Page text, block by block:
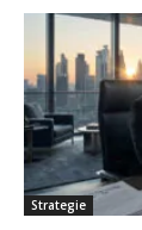
Strategie